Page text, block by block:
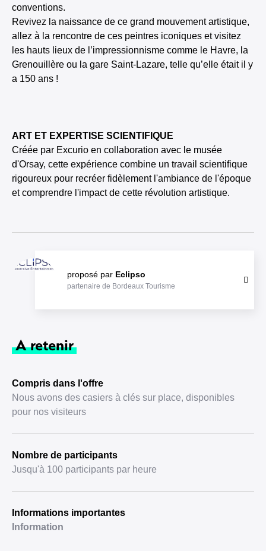
conventions.
Revivez la naissance de ce grand mouvement artistique,
allez à la rencontre de ces peintres iconiques et visitez
les hauts lieux de l’impressionnisme comme le Havre, la
Grenouillère ou la gare Saint-Lazare, telle qu’elle était il y
a 150 ans !
ART ET EXPERTISE SCIENTIFIQUE
Créée par Excurio en collaboration avec le musée
d'Orsay, cette expérience combine un travail scientifique
rigoureux pour recréer fidèlement l'ambiance de l'époque
et comprendre l'impact de cette révolution artistique.
proposé par Eclipso
partenaire de Bordeaux Tourisme
A retenir
Compris dans l'offre
Nous avons des casiers à clés sur place, disponibles
pour nos visiteurs
Nombre de participants
Jusqu'à 100 participants par heure
Informations importantes
Information